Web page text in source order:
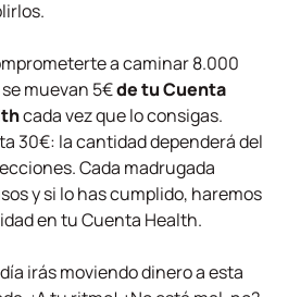
a caminar 8.000
muevan 5€de tu Cuenta
cada vez que lo consigas.
30€: la cantidad dependerá del
Cada madrugada
y si lo has cumplido, haremos
en tu Cuenta Health.
irás moviendo dinero a esta